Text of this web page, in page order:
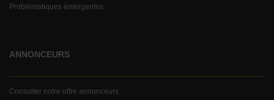
Problématiques émergentes
ANNONCEURS
Consulter notre offre annonceurs